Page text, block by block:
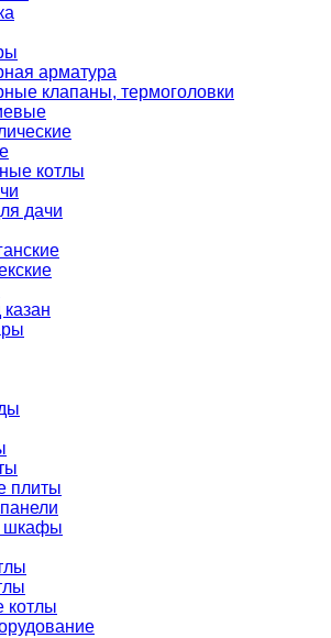
арматура
клапаны, термоголовки
котлы
дачи
плиты
шкафы
котлы